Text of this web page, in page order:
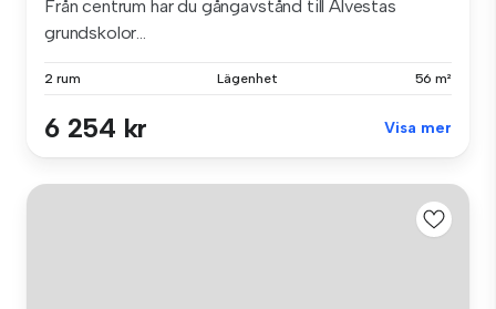
Från centrum har du gångavstånd till Alvestas
grundskolor...
2 rum Lägenhet 56 m²
6 254 kr Visa mer